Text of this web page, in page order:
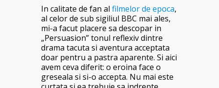
In calitate de fan al filmelor de epoca,
al celor de sub sigiliul BBC mai ales,
mi-a facut placere sa descopar in
„Persuasion” tonul reflexiv dintre
drama tacuta si aventura acceptata
doar pentru a pastra aparente. Si aici
avem ceva diferit: o eroina face o
greseala si si-o accepta. Nu mai este